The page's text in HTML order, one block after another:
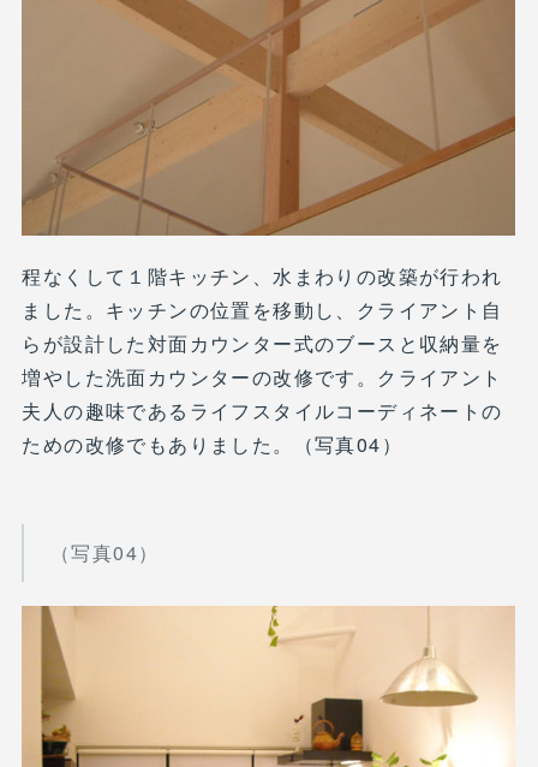
程なくして１階キッチン、水まわりの改築が行われ
ました。キッチンの位置を移動し、クライアント自
らが設計した対面カウンター式のブースと収納量を
増やした洗面カウンターの改修です。クライアント
夫人の趣味であるライフスタイルコーディネートの
ための改修でもありました。（写真04）
（写真04）